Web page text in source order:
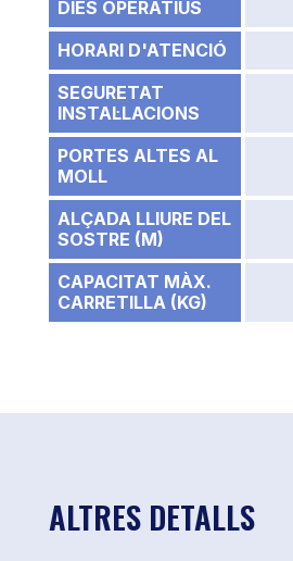
DIES OPERATIUS
HORARI D'ATENCIÓ
SEGURETAT
INSTAL·LACIONS
PORTES ALTES AL
MOLL
ALÇADA LLIURE DEL
SOSTRE (M)
CAPACITAT MÀX.
CARRETILLA (KG)
ALTRES DETALLS